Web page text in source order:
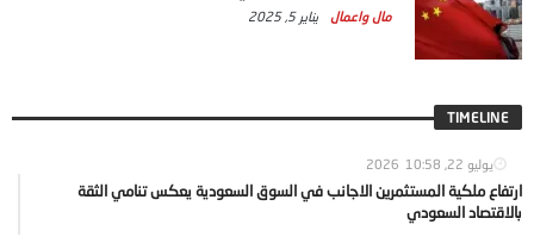
مال واعمال يناير 5, 2025
TIMELINE
يوليو 22, 2026 10:58
ارتفاع ملكية المستثمرين الاجانب في السوق السعودية يعكس تنامي الثقة
بالاقتصاد السعودي